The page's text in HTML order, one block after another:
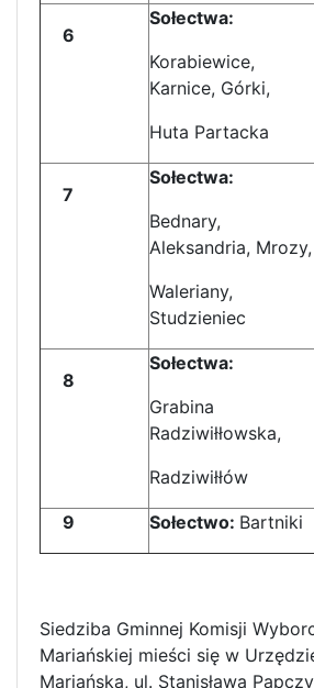
6
Sołectwa:
Korabiewice,
Karnice, Górki,
Huta Partacka
7
Sołectwa:
Bednary,
Aleksandria, Mrozy,
Waleriany,
Studzieniec
8
Sołectwa:
Grabina
Radziwiłłowska,
Radziwiłłów
9 Sołectwo: Bartniki
Siedziba Gminnej Komisji
Mariańskiej mieści się w
Mariańska, ul. Stanisława